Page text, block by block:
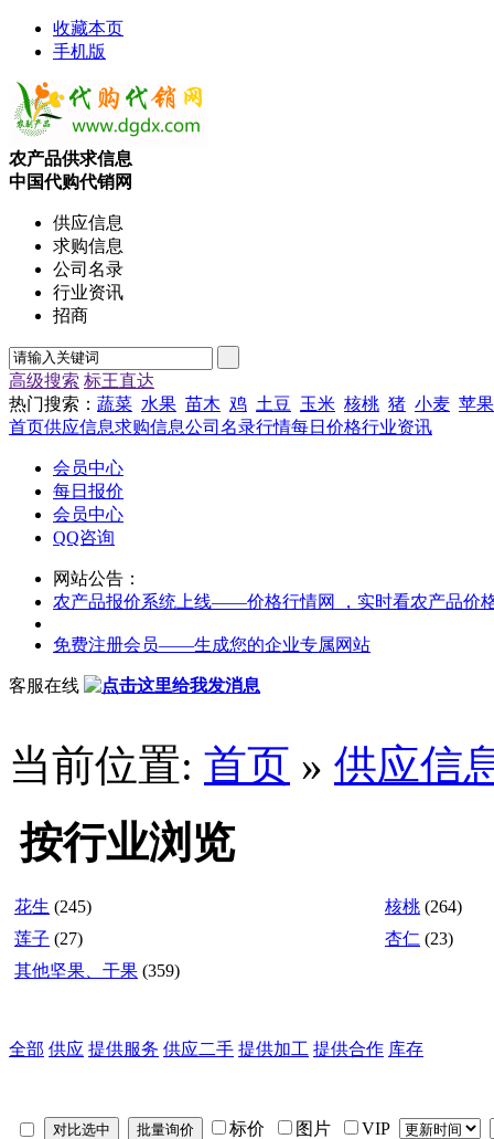
收藏本页
手机版
农产品供求信息
中国代购代销网
供应信息
求购信息
公司名录
行业资讯
招商
高级搜索 标王直达
热门搜索： 蔬菜 水果 苗木 鸡 土豆 玉米 核桃 猪 小麦 苹果
首页供应信息求购信息公司名录行情每日价格行业资讯
会员中心
每日报价
会员中心
QQ咨询
网站公告：
农产品报价系统上线——价格行情网 ，实时看农产品价
免费注册会员——生成您的企业专属网站
客服在线
当前位置: 首页 » 供应信
按行业浏览
花生 (245) 核桃 (264)
莲子 (27) 杏仁 (23)
其他坚果、干果 (359)
全部 供应 提供服务 供应二手 提供加工 提供合作 库存
标价 图片 VIP